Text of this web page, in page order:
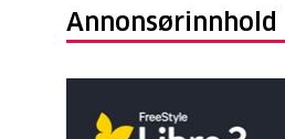
Annonsørinnhold